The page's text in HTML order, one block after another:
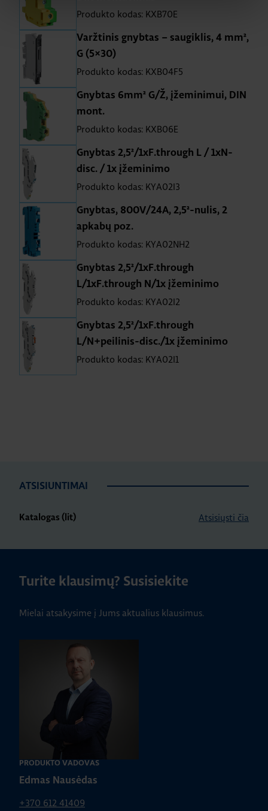
Produkto kodas: KXB70E
Varžtinis gnybtas – saugiklis, 4 mm²,
G (5×30)
Produkto kodas: KXB04F5
Gnybtas 6mm² G/Ž, įžeminimui, DIN
mont.
Produkto kodas: KXB06E
Gnybtas 2,5²/1xF.through L / 1xN-
disc. / 1x įžeminimo
Produkto kodas: KYA02I3
Gnybtas, 800V/24A, 2,5²-nulis, 2
apkabų poz.
Produkto kodas: KYA02NH2
Gnybtas 2,5²/1xF.through
L/1xF.through N/1x įžeminimo
Produkto kodas: KYA02I2
Gnybtas 2,5²/1xF.through
L/N+peilinis-disc./1x įžeminimo
Produkto kodas: KYA02I1
ATSISIUNTIMAI
Katalogas (lit) Atsisiųsti čia
Turite klausimų? Susisiekite
Mielai atsakysime į Jums aktualius klausimus.
PRODUKTO VADOVAS
Edmas Nausėdas
+370 612 41409